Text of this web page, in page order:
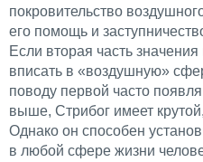
покровительство
его помощь и
Если вторая часть
вписать в «воздушную»
поводу первой часто
выше, Стрибог имеет
Однако он способен
в любой сфере жизни